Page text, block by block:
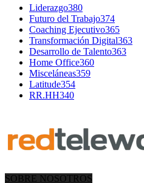
Liderazgo380
Futuro del Trabajo374
Coaching Ejecutivo365
Transformación Digital363
Desarrollo de Talento363
Home Office360
Misceláneas359
Latitude354
RR.HH340
SOBRE NOSOTROS